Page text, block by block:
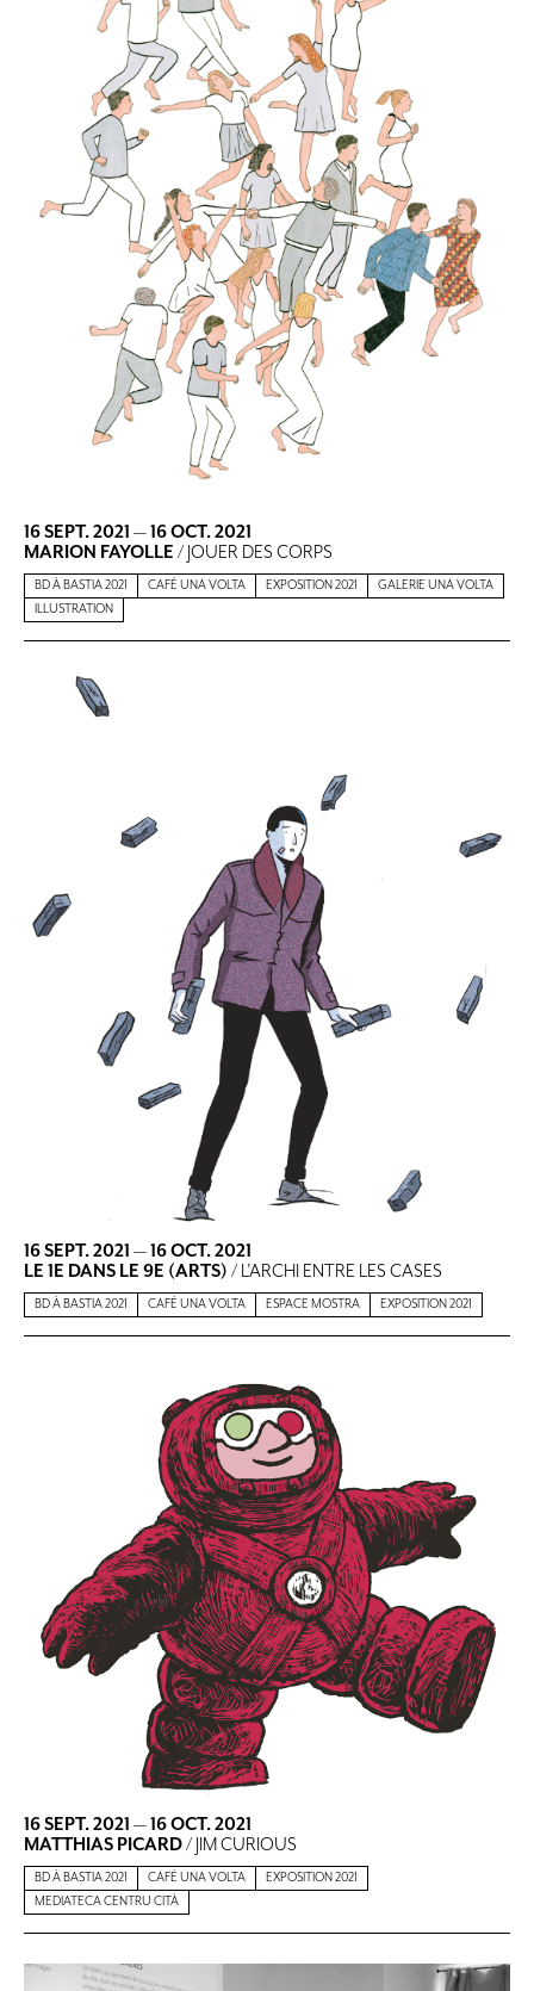
16 SEPT. 2021 —16 OCT. 2021
MARION FAYOLLE / JOUER DES CORPS
BD À BASTIA 2021 CAFÉ UNA VOLTA EXPOSITION 2021
GALERIE UNA VOLTA
ILLUSTRATION
16 SEPT. 2021 —16 OCT. 2021
LE 1E DANS LE 9E (ARTS) / L’ARCHI ENTRE LES CASES
BD À BASTIA 2021 CAFÉ UNA VOLTA ESPACE MOSTRA EXPOSITION 2021
16 SEPT. 2021 —16 OCT. 2021
MATTHIAS PICARD/ JIM CURIOUS
BD À BASTIA 2021 CAFÉ UNA VOLTA
EXPOSITION 2021
MEDIATECA CENTRU CITÀ